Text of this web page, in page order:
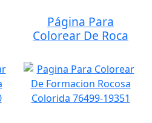
Página Para
Colorear De Roca